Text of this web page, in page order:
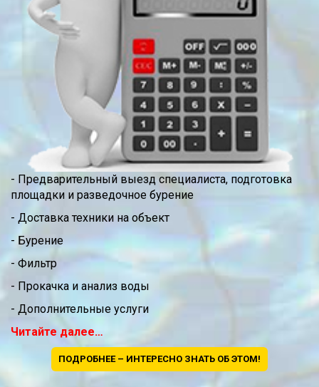
- Предварительный выезд специалиста, подготовка
площадки и разведочное бурение
- Доставка техники на объект
- Бурение
- Фильтр
- Прокачка и анализ воды
- Дополнительные услуги
Читайте далее…
ПОДРОБНЕЕ – ИНТЕРЕСНО ЗНАТЬ ОБ ЭТОМ!